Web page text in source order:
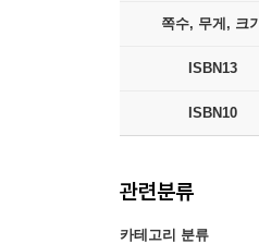
쪽수, 무게, 크기
ISBN13
ISBN10
관련분류
카테고리 분류